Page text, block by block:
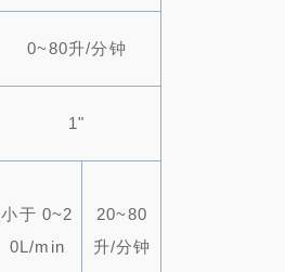
0~80升/分钟
1"
小于 0~2
0L/min
20~80
升/分钟